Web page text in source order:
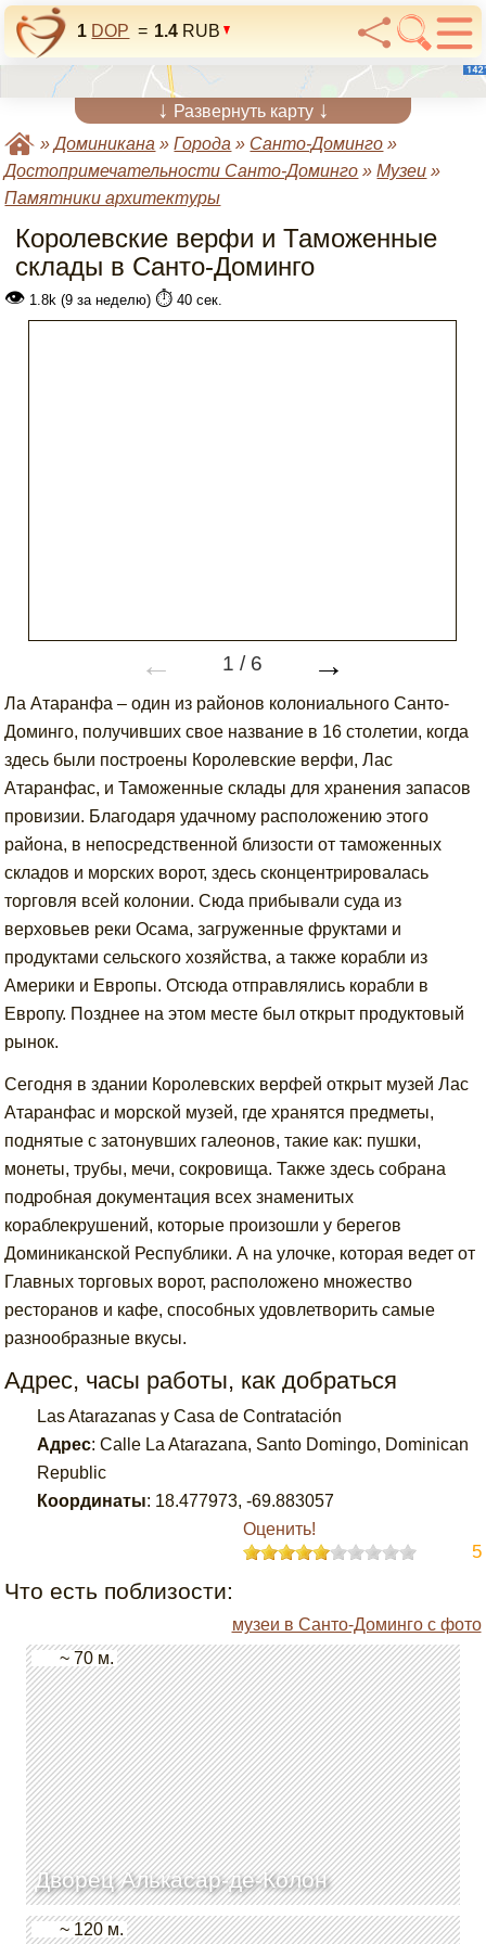
1 DOP = 1.4 RUB
↓ Развернуть карту ↓
»Доминикана »Города » Санто-Доминго »
Достопримечательности Санто-Доминго »Музеи »
Памятники архитектуры
Королевские верфи и Таможенные
склады в Санто-Доминго
👁 1.8k (9 за неделю) ⏱️ 40 сек.
← 1 / 6 →
Ла Атаранфа – один из районов колониального Санто-
Доминго, получивших свое название в 16 столетии, когда
здесь были построены Королевские верфи, Лас
Атаранфас, и Таможенные склады для хранения запасов
провизии. Благодаря удачному расположению этого
района, в непосредственной близости от таможенных
складов и морских ворот, здесь сконцентрировалась
торговля всей колонии. Сюда прибывали суда из
верховьев реки Осама, загруженные фруктами и
продуктами сельского хозяйства, а также корабли из
Америки и Европы. Отсюда отправлялись корабли в
Европу. Позднее на этом месте был открыт продуктовый
рынок.
Сегодня в здании Королевских верфей открыт музей Лас
Атаранфас и морской музей, где хранятся предметы,
поднятые с затонувших галеонов, такие как: пушки,
монеты, трубы, мечи, сокровища. Также здесь собрана
подробная документация всех знаменитых
кораблекрушений, которые произошли у берегов
Доминиканской Республики. А на улочке, которая ведет от
Главных торговых ворот, расположено множество
ресторанов и кафе, способных удовлетворить самые
разнообразные вкусы.
Адрес, часы работы, как добраться
Las Atarazanas y Casa de Contratación
Адрес:Calle La Atarazana, Santo Domingo, Dominican
Republic
Координаты: 18.477973,-69.883057
Оценить!
5
Что есть поблизости:
музеи в Санто-Доминго с фото
Дворец Алькасар-де-Колон
~ 70 м.
~ 120 м.